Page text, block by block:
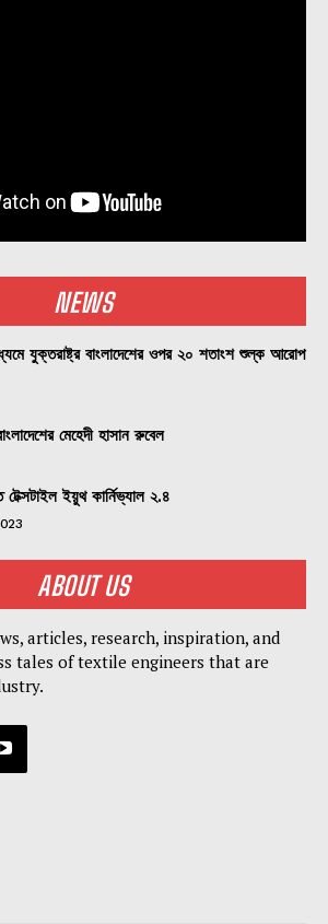
NEWS
যুক্তরাষ্ট্র বাংলাদেশের ওপর ২০ শতাংশ শুল্ক আরোপ
মেহেদী হাসান রুবেল
ইয়ুথ কার্নিভ্যাল ২.৪
ABOUT US
articles, research, inspiration, and
tales of textile engineers that are